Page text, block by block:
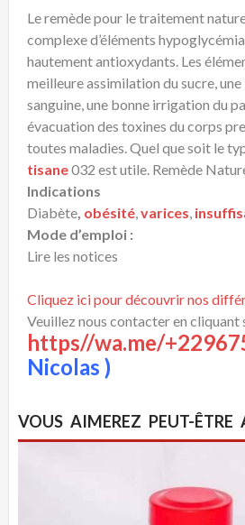
Le remède pour le traitement
complexe d’éléments
hautement antioxydants. Les
meilleure assimilation du sucre,
sanguine, une bonne irrigation du
évacuation des toxines du corps
toutes maladies. Quel que soit le
tisane032 est utile. Remède
Indications
Diabète, obésité,varices,
Mode d’emploi :
Lire les notices
Cliquez ici pour découvrir nos
Veuillez nous contacter en cliquant
https//wa.me/
Nicolas )
VOUS AIMEREZ PEUT-ÊTRE